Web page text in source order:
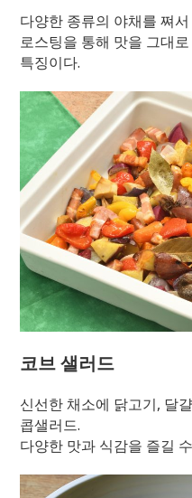
다양한 종류의 야채를 쪄
로스팅을 통해 맛을 그대
특징이다.
코브 샐러드
신선한 채소에 닭고기, 달
콥샐러드.
다양한 맛과 식감을 즐길